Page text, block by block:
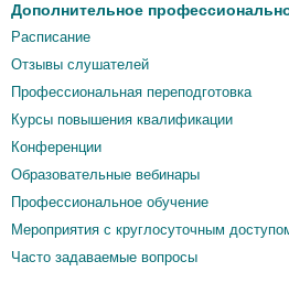
Дополнительное
Расписание
Отзывы слушателей
Профессиональная переподготовка
Курсы повышения квалификации
Конференции
Образовательные вебинары
Профессиональное обучение
Мероприятия c круглосуточным
Часто задаваемые вопросы